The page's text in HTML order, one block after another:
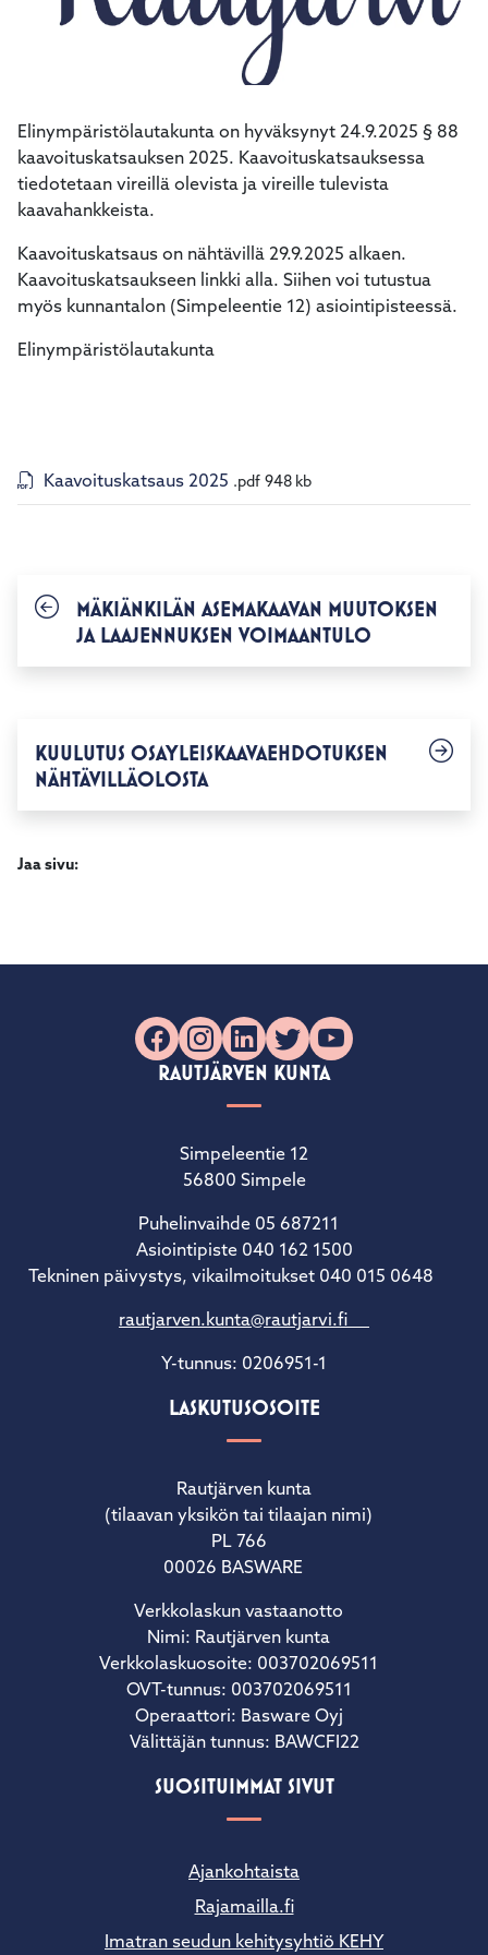
Elinympäristölautakunta on hyväksynyt 24.9.2025 § 88
kaavoituskatsauksen 2025. Kaavoituskatsauksessa
tiedotetaan vireillä olevista ja vireille tulevista
kaavahankkeista.
Kaavoituskatsaus on nähtävillä 29.9.2025 alkaen.
Kaavoituskatsaukseen linkki alla. Siihen voi tutustua
myös kunnantalon (Simpeleentie 12) asiointipisteessä.
Elinympäristölautakunta
Kaavoituskatsaus 2025 .pdf 948 kb
MÄKIÄNKILÄN ASEMAKAAVAN MUUTOKSEN
JA LAAJENNUKSEN VOIMAANTULO
KUULUTUS OSAYLEISKAAVAEHDOTUKSEN
NÄHTÄVILLÄOLOSTA
Jaa sivu:
Facebook
Instagram
LinkedIn
X YouTube
RAUTJÄRVEN KUNTA
Simpeleentie 12
56800 Simpele
Puhelinvaihde 05 687211
Asiointipiste 040 162 1500
Tekninen päivystys, vikailmoitukset 040 015 0648
rautjarven.kunta@rautjarvi.fi
Y-tunnus: 0206951-1
LASKUTUSOSOITE
Rautjärven kunta
(tilaavan yksikön tai tilaajan nimi)
PL 766
00026 BASWARE
Verkkolaskun vastaanotto
Nimi: Rautjärven kunta
Verkkolaskuosoite: 003702069511
OVT-tunnus: 003702069511
Operaattori: Basware Oyj
Välittäjän tunnus: BAWCFI22
SUOSITUIMMAT SIVUT
Ajankohtaista
Rajamailla.fi
Imatran seudun kehitysyhtiö KEHY